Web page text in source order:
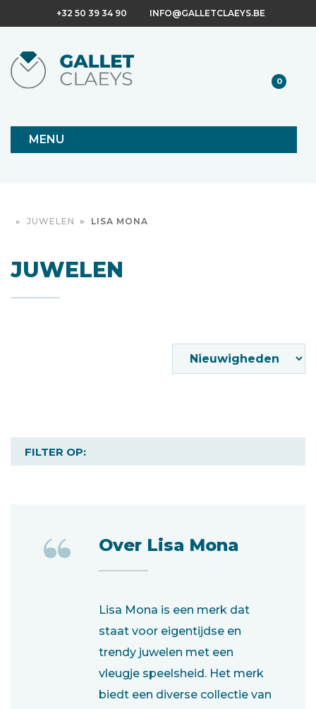
+32 50 39 34 90 INFO@GALLETCLAEYS.BE
0
MENU
JUWELEN LISA MONA
JUWELEN
FILTER OP:
“ Over Lisa Mona
Lisa Mona is een merk dat
staat voor eigentijdse en
trendy juwelen met een
vleugje speelsheid. Het merk
biedt een diverse collectie van